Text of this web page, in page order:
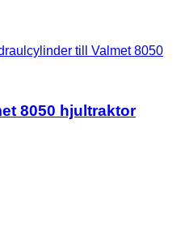
till Valmet 8050
8050 hjultraktor